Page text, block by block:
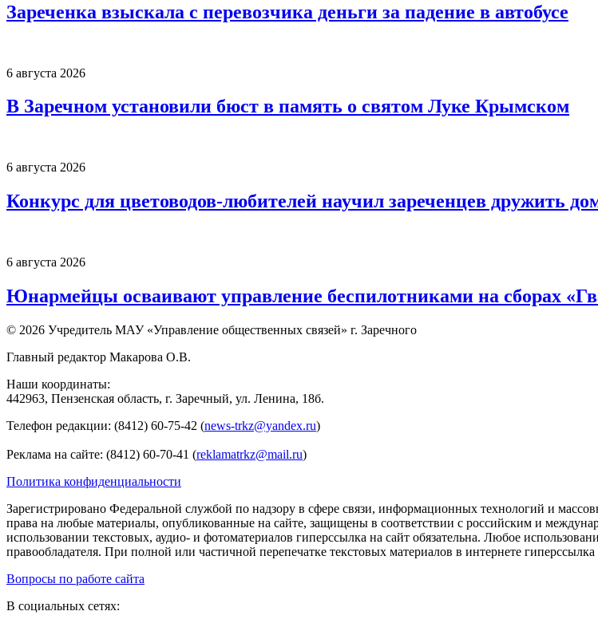
Зареченка взыскала с перевозчика деньги за падение в автобусе
6 августа 2026
В Заречном установили бюст в память о святом Луке Крымском
6 августа 2026
Конкурс для цветоводов-любителей научил зареченцев дружить
6 августа 2026
Юнармейцы осваивают управление беспилотниками на сборах
© 2026 Учредитель МАУ «Управление общественных связей» г. Заречного
Главный редактор Макарова О.В.
Наши координаты:
442963, Пензенская область, г. Заречный, ул. Ленина, 18б.
Телефон редакции: (8412) 60-75-42 (news-trkz@yandex.ru)
Реклама на сайте: (8412) 60-70-41 (reklamatrkz@mail.ru)
Политика конфиденциальности
Зарегистрировано Федеральной службой по надзору в сфере связи, информационных технологий и
права на любые материалы, опубликованные на сайте, защищены в соответствии с российским и
использовании текстовых, аудио- и фотоматериалов гиперссылка на сайт обязательна. Любое
правообладателя. При полной или частичной перепечатке текстовых материалов в интернете гиперссылка
Вопросы по работе сайта
В социальных сетях: